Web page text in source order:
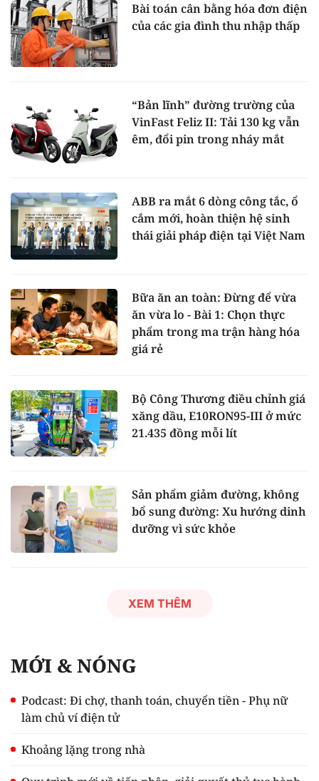
Bài toán cân bằng hóa đơn điện
của các gia đình thu nhập thấp
“Bản lĩnh” đường trường của
VinFast Feliz II: Tải 130 kg vẫn
êm, đổi pin trong nháy mắt
ABB ra mắt 6 dòng công tắc, ổ
cắm mới, hoàn thiện hệ sinh
thái giải pháp điện tại Việt Nam
Bữa ăn an toàn: Đừng để vừa
ăn vừa lo - Bài 1: Chọn thực
phẩm trong ma trận hàng hóa
giá rẻ
Bộ Công Thương điều chỉnh giá
xăng dầu, E10RON95-III ở mức
21.435 đồng mỗi lít
Sản phẩm giảm đường, không
bổ sung đường: Xu hướng dinh
dưỡng vì sức khỏe
XEM THÊM
MỚI & NÓNG
Podcast: Đi chợ, thanh toán, chuyển tiền - Phụ nữ
làm chủ ví điện tử
Khoảng lặng trong nhà